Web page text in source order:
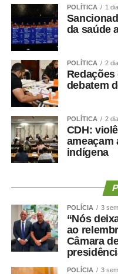
COMENTE ABAIXO:
WhatsApp
POLÍTICA 1
da saúde
POLÍTICA 2
debatem
POLÍTICA 2
CDH:
ameaçam
indígena
POLÍCIA 3
“Nós
ao
Câmara
POLÍCIA 3